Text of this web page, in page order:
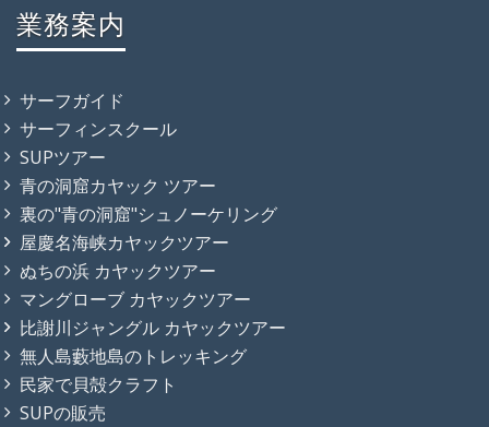
業務案内
サーフガイド
サーフィンスクール
SUPツアー
青の洞窟カヤック ツアー
裏の"青の洞窟"シュノーケリング
屋慶名海峡カヤックツアー
ぬちの浜 カヤックツアー
マングローブ カヤックツアー
比謝川ジャングル カヤックツアー
無人島藪地島のトレッキング
民家で貝殻クラフト
SUPの販売